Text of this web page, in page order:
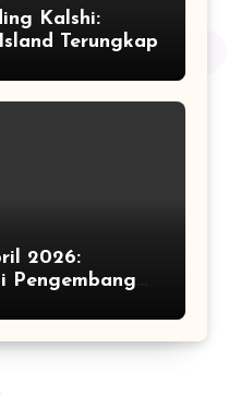
Kalshi:
Terungkap
2026:
Pengembang